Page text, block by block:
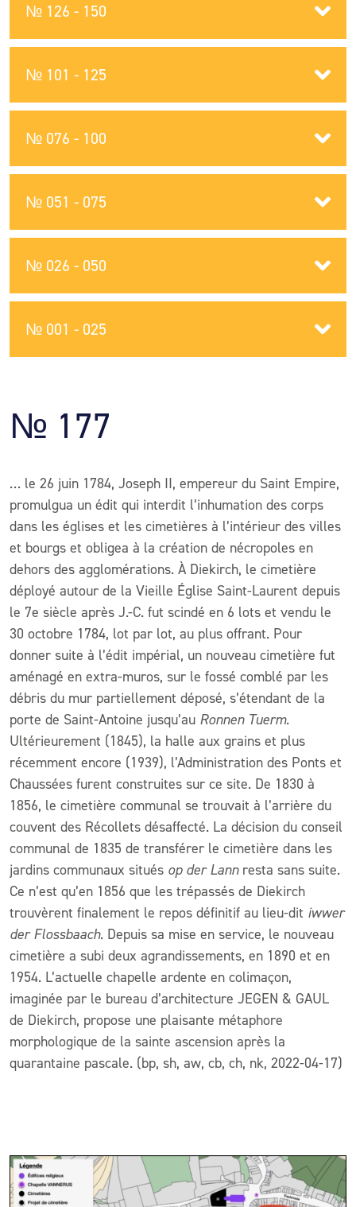
№ 001 - 025
№ 026 - 050
№ 051 - 075
№ 076 - 100
№ 101 - 125
№ 126 - 150
№ 177
… le 26 juin 1784, Joseph II, empereur du Saint Empire,
promulgua un édit qui interdit l’inhumation des corps
dans les églises et les cimetières à l’intérieur des villes
et bourgs et obligea à la création de nécropoles en
dehors des agglomérations. À Diekirch, le cimetière
déployé autour de la Vieille Église Saint-Laurent depuis
le 7e siècle après J.-C. fut scindé en 6 lots et vendu le
30 octobre 1784, lot par lot, au plus offrant. Pour
donner suite à l’édit impérial, un nouveau cimetière fut
aménagé en extra-muros, sur le fossé comblé par les
débris du mur partiellement déposé, s’étendant de la
porte de Saint-Antoine jusqu’au Ronnen Tuerm.
Ultérieurement (1845), la halle aux grains et plus
récemment encore (1939), l’Administration des Ponts et
Chaussées furent construites sur ce site. De 1830 à
1856, le cimetière communal se trouvait à l’arrière du
couvent des Récollets désaffecté. La décision du conseil
communal de 1835 de transférer le cimetière dans les
jardins communaux situés op der Lannresta sans suite.
Ce n’est qu’en 1856 que les trépassés de Diekirch
trouvèrent finalement le repos définitif au lieu-dit iwwer
der Flossbaach. Depuis sa mise en service, le nouveau
cimetière a subi deux agrandissements, en 1890 et en
1954. L’actuelle chapelle ardente en colimaçon,
imaginée par le bureau d’architecture JEGEN & GAUL
de Diekirch, propose une plaisante métaphore
morphologique de la sainte ascension après la
quarantaine pascale. (bp, sh, aw, cb, ch, nk, 2022-04-17)